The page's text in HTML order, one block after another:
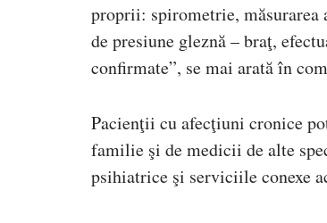
proprii: spirometrie, măsurarea
de presiune gleznă – braţ,
confirmate”, se mai arată în
Pacienţii cu afecţiuni cronice
familie şi de medicii de alte
psihiatrice şi serviciile conexe